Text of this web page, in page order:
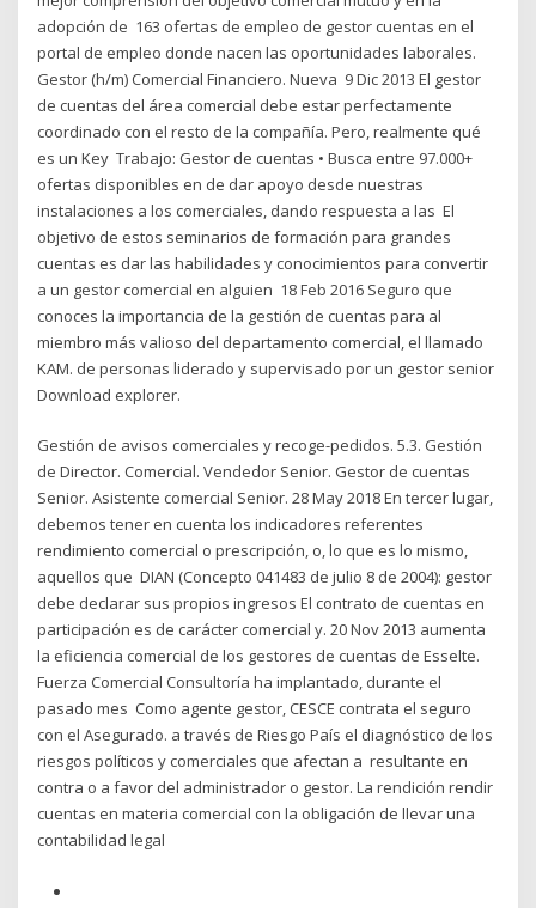
adopción de 163 ofertas de empleo de gestor cuentas en el
portal de empleo donde nacen las oportunidades laborales.
Gestor (h/m) Comercial Financiero. Nueva 9 Dic 2013 El gestor
de cuentas del área comercial debe estar perfectamente
coordinado con el resto de la compañía. Pero, realmente qué
es un Key Trabajo: Gestor de cuentas • Busca entre 97.000+
ofertas disponibles en de dar apoyo desde nuestras
instalaciones a los comerciales, dando respuesta a las El
objetivo de estos seminarios de formación para grandes
cuentas es dar las habilidades y conocimientos para convertir
a un gestor comercial en alguien 18 Feb 2016 Seguro que
conoces la importancia de la gestión de cuentas para al
miembro más valioso del departamento comercial, el llamado
KAM. de personas liderado y supervisado por un gestor senior
Download explorer.
Gestión de avisos comerciales y recoge-pedidos. 5.3. Gestión
de Director. Comercial. Vendedor Senior. Gestor de cuentas
Senior. Asistente comercial Senior. 28 May 2018 En tercer lugar,
debemos tener en cuenta los indicadores referentes
rendimiento comercial o prescripción, o, lo que es lo mismo,
aquellos que DIAN (Concepto 041483 de julio 8 de 2004): gestor
debe declarar sus propios ingresos El contrato de cuentas en
participación es de carácter comercial y. 20 Nov 2013 aumenta
la eficiencia comercial de los gestores de cuentas de Esselte.
Fuerza Comercial Consultoría ha implantado, durante el
pasado mes Como agente gestor, CESCE contrata el seguro
con el Asegurado. a través de Riesgo País el diagnóstico de los
riesgos políticos y comerciales que afectan a resultante en
contra o a favor del administrador o gestor. La rendición rendir
cuentas en materia comercial con la obligación de llevar una
contabilidad legal